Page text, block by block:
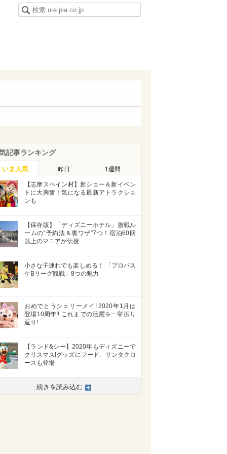
記事ランキング
いま人気 昨日 1週間
【志摩スペイン村】新ショー＆新イベン
トに大興奮！気になる最新アトラクショ
ンも
【保存版】「ディズニーホテル」激戦ル
ームの“予約法＆裏ワザ”7つ！宿泊60回
以上のマニアが伝授
小さな子連れでも楽しめる！ 「プロバス
ケBリーグ観戦」8つの魅力
おめでとうシェリーメイ! 2020年1月は
登場10周年!! これまでの活躍を一挙振り
返り!
【ランド&シー】2020年もディズニーで
クリスマス!グッズにフード、サンタクロ
ースも登場
続きを読み込む